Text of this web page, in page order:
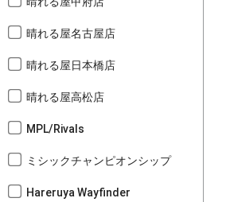
晴れる屋名古屋店
晴れる屋日本橋店
晴れる屋高松店
MPL/Rivals
ミシックチャンピオンシップ
Hareruya Wayfinder